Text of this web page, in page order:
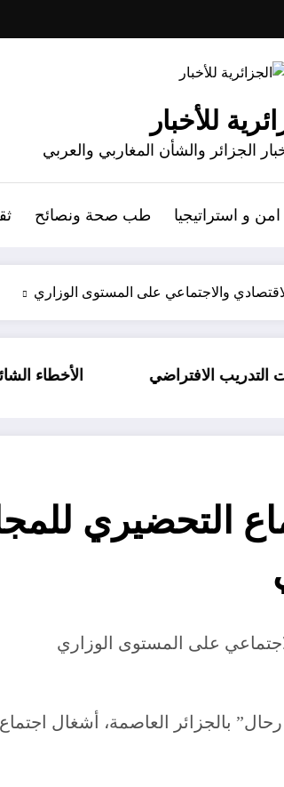
للأخبار
الجزائر والشأن المغاربي والعربي
امن و استراتيجيا طب صحة ونصائح
والاجتماعي على المستوى الوزاري
الأخطاء الشائعة
التحضيري
على المستوى الوزاري
بالجزائر العاصمة، أشغال